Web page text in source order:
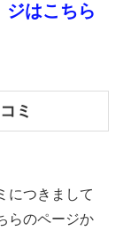
ジはこちら
ミ
につきまして
らのページか